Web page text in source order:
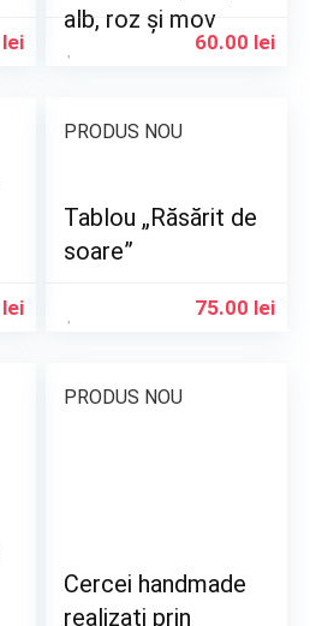
lei
alb, roz și mov
60.00 lei
lei
PRODUS NOU
Tablou „Răsărit de
soare”
75.00 lei
PRODUS NOU
Cercei handmade
realizați prin